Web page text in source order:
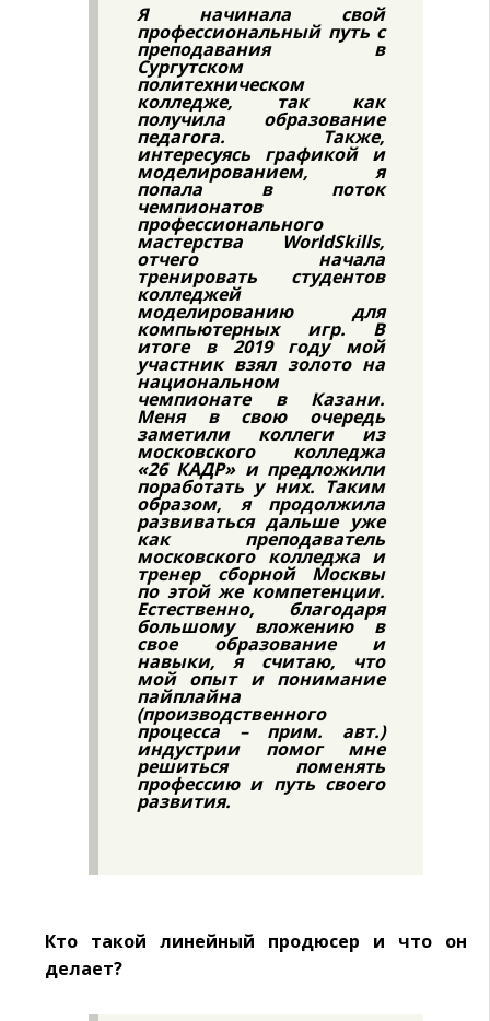
Я начинала свой
профессиональный путь с
преподавания в
Сургутском
политехническом
колледже, так как
получила образование
педагога. Также,
интересуясь графикой и
моделированием, я
попала в поток
чемпионатов
профессионального
мастерства WorldSkills,
отчего начала
тренировать студентов
колледжей
моделированию для
компьютерных игр. В
итоге в 2019 году мой
участник взял золото на
национальном
чемпионате в Казани.
Меня в свою очередь
заметили коллеги из
московского колледжа
«26 КАДР» и предложили
поработать у них. Таким
образом, я продолжила
развиваться дальше уже
как преподаватель
московского колледжа и
тренер сборной Москвы
по этой же компетенции.
Естественно, благодаря
большому вложению в
свое образование и
навыки, я считаю, что
мой опыт и понимание
пайплайна
(производственного
процесса – прим. авт.)
индустрии помог мне
решиться поменять
профессию и путь своего
развития.
Кто такой линейный продюсер и что он
делает?